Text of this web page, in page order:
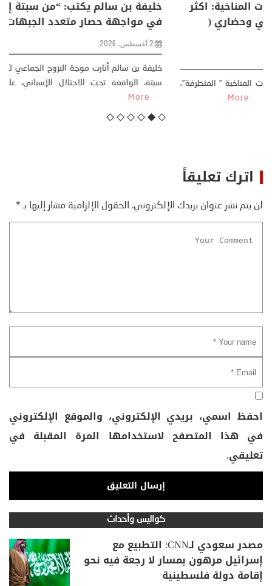
منذر بالضيافي يكتب حول: التغيرات المناخية: اكثر
من ظاهرة طبيعية .. تحول اجتماعي وحضاري (
مقاربة سوسيولوجية )
كتب: منذر بالضيافي بدأت قصتي مع التغييرات المناخية ” المتطرفة”،
منذ نهاية ثمانينات القرن الماضي، حين أطردنا ...
اترك تعليقاً
لن يتم نشر عنوان بريدك الإلكتروني. الحقول الإلزامية مشار إليها بـ*
احفظ اسمي، بريدي الإلكتروني، والموقع الإلكتروني
في هذا المتصفح لاستخدامها المرة المقبلة في
تعليقي.
كواليس وأحداث
مصدر سعودي لـCNN: التطبيع مع
إسرائيل مرهون بمسار لا رجعة فيه نحو
إقامة دولة فلسطينية